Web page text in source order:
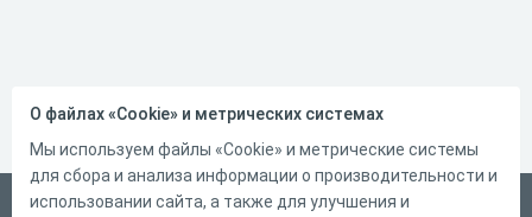
Русский
О файлах «Cookie» и метрических системах
Мы используем файлы «Cookie» и метрические системы
для сбора и анализа информации о производительности и
использовании сайта, а также для улучшения и